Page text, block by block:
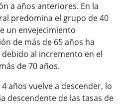
a años anteriores. En la
predomina el grupo de 40
un envejecimiento
de más de 65 años ha
al incremento en el
de 70 años.
años vuelve a descender, lo
descendente de las tasas de